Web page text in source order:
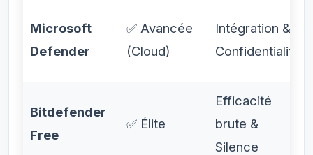
Microsoft
Defender
✅ Avancée
(Cloud)
Intégration &
Confidentialité
Bitdefender
Free
✅ Élite
Efficacité
brute &
Silence